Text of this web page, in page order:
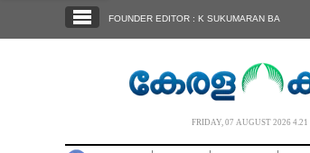
NOTIFIED NEWS
FOUNDER EDITOR : K SUKUMARAN BA
FRIDAY, 07 AUGUST 2026